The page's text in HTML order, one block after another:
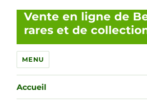
Vente en ligne de
rares et de
MENU
Accueil